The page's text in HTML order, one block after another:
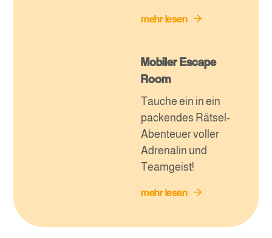
mehr lesen
Mobiler Escape
Room
Tauche ein in ein
packendes Rätsel-
Abenteuer voller
Adrenalin und
Teamgeist!
mehr lesen